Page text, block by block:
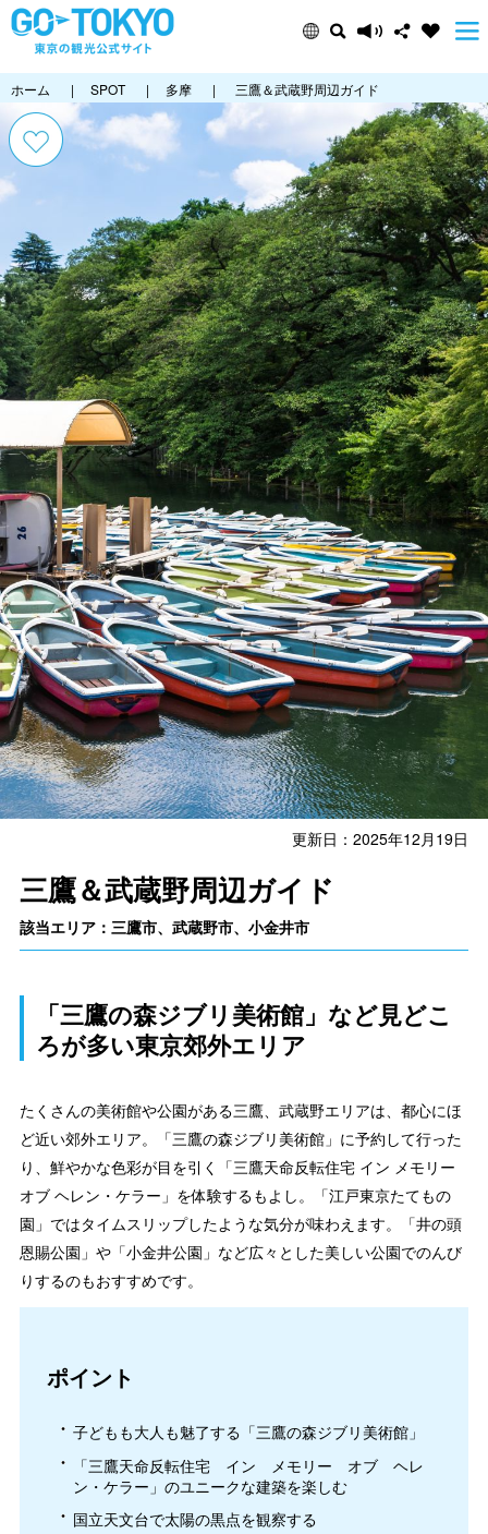
ホーム | SPOT | 多摩 | 三鷹＆武蔵野周辺ガイド
更新日：2025年12月19日
三鷹＆武蔵野周辺ガイド
該当エリア：三鷹市、武蔵野市、小金井市
「三鷹の森ジブリ美術館」など見どこ
ろが多い東京郊外エリア
たくさんの美術館や公園がある三鷹、武蔵野エリアは、都心にほ
ど近い郊外エリア。「三鷹の森ジブリ美術館」に予約して行った
り、鮮やかな色彩が目を引く「三鷹天命反転住宅 イン メモリー
オブ ヘレン・ケラー」を体験するもよし。「江戸東京たてもの
園」ではタイムスリップしたような気分が味わえます。「井の頭
恩賜公園」や「小金井公園」など広々とした美しい公園でのんび
りするのもおすすめです。
ポイント
子どもも大人も魅了する「三鷹の森ジブリ美術館」
「三鷹天命反転住宅 イン メモリー オブ ヘレ
ン・ケラー」のユニークな建築を楽しむ
国立天文台で太陽の黒点を観察する